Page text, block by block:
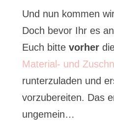
Und nun kommen
Doch bevor Ihr es
Euch bitte vorher
Material- und
runterzuladen und
vorzubereiten. Das
ungemein…